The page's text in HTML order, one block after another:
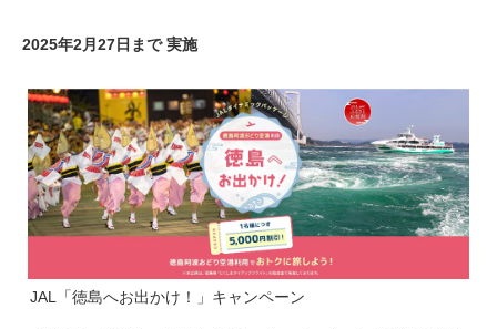
2025年2月27日まで 実施
JAL「徳島へお出かけ！」キャンペーン